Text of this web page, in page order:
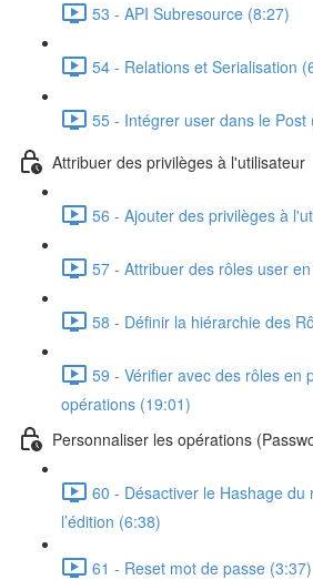
53 - API Subresource (8:27)
54 - Relations et Serialisation
55 - Intégrer user dans le Post
Attribuer des privilèges à l'utilisateur
56 - Ajouter des privilèges à
57 - Attribuer des rôles user
58 - Définir la hiérarchie des
59 - Vérifier avec des rôles en
opérations (19:01)
Personnaliser les opérations
60 - Désactiver le Hashage du
l’édition (6:38)
61 - Reset mot de passe (3:37)